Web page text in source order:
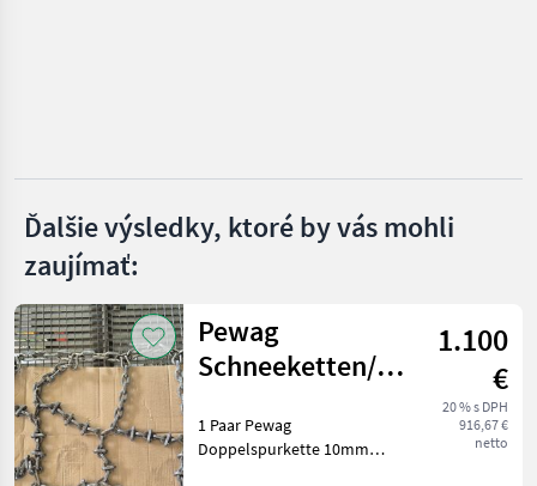
Schmidt
Zobraziť
všetkých
40
MARKETPLACE
Marketplace
Ponuky
predajcov
Drobné
inzeráty
Ďalšie výsledky, ktoré by vás mohli
zaujímať:
Pewag
Schneeketten/
1.100
€
20 % s DPH
916,67 €
netto
1 Paar Pewag
Doppelspurkette 10mm